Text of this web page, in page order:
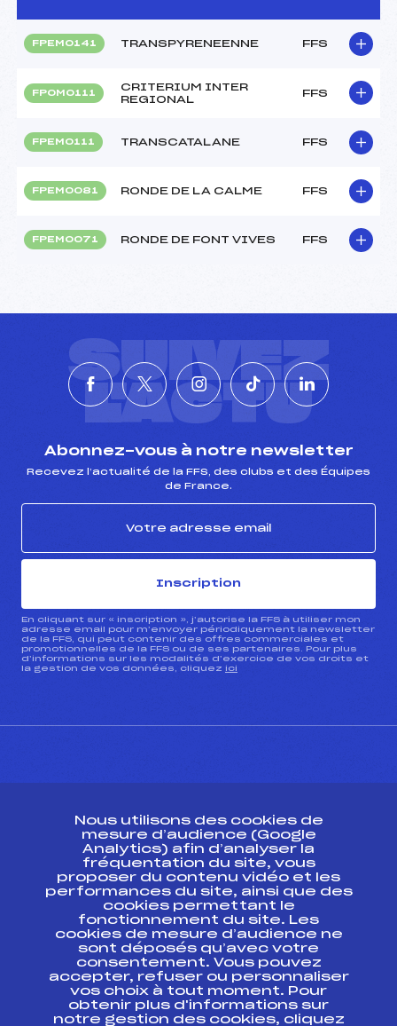
FPEM0141 TRANSPYRENEENNE FFS
FPOM0111
CRITERIUM INTER
REGIONAL
FFS
FPEM0111 TRANSCATALANE FFS
FPEM0081 RONDE DE LA CALME FFS
FPEM0071 RONDE DE FONT VIVES FFS
SUIVEZ
L'ACTU
Abonnez-vous à notre newsletter
Recevez l’actualité de la FFS, des clubs et des Équipes
de France.
Inscription
En cliquant sur « inscription », j’autorise la FFS à utiliser mon
adresse email pour m’envoyer périodiquement la newsletter
de la FFS, qui peut contenir des offres commerciales et
promotionnelles de la FFS ou de ses partenaires. Pour plus
d’informations sur les modalités d’exercice de vos droits et
la gestion de vos données, cliquez ici
ESPACE PRESSE
Ressources
Pass’Neige
Projet sportif fédéral
Projet de performance fédéral
Antidopage
Pôle Développement, Formation, Suivi
Scientifique
Listes ministérielles
Pôle vie de l’athlète
Nous utilisons des cookies de
mesure d’audience (Google
Analytics) afin d’analyser la
fréquentation du site, vous
proposer du contenu vidéo et les
performances du site, ainsi que des
cookies permettant le
fonctionnement du site. Les
cookies de mesure d’audience ne
sont déposés qu’avec votre
consentement. Vous pouvez
accepter, refuser ou personnaliser
vos choix à tout moment. Pour
obtenir plus d'informations sur
notre gestion des cookies, cliquez